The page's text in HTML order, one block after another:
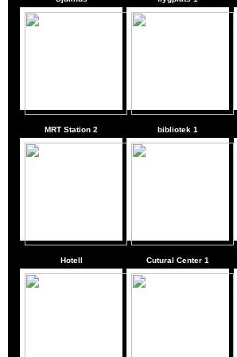
MRT Station 2 bibliotek 1
Hotell Cutural Center 1